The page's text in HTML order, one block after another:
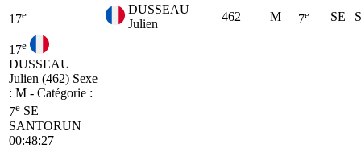
17e
DUSSEAU
Julien
462 M 7e SE
17e
DUSSEAU
Julien (462) Sexe
: M - Catégorie :
7e SE
SANTORUN
00:48:27